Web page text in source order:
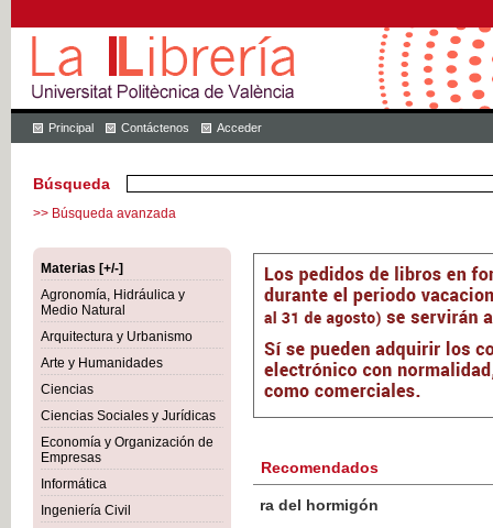
Principal Contáctenos Acceder
Búsqueda
>> Búsqueda avanzada
Materias [+/-]
Agronomía, Hidráulica y
Medio Natural
Arquitectura y Urbanismo
Arte y Humanidades
Ciencias
Ciencias Sociales y Jurídicas
Economía y Organización de
Empresas
Informática
Ingeniería Civil
Recomendados
Botánica Agroalimentaria